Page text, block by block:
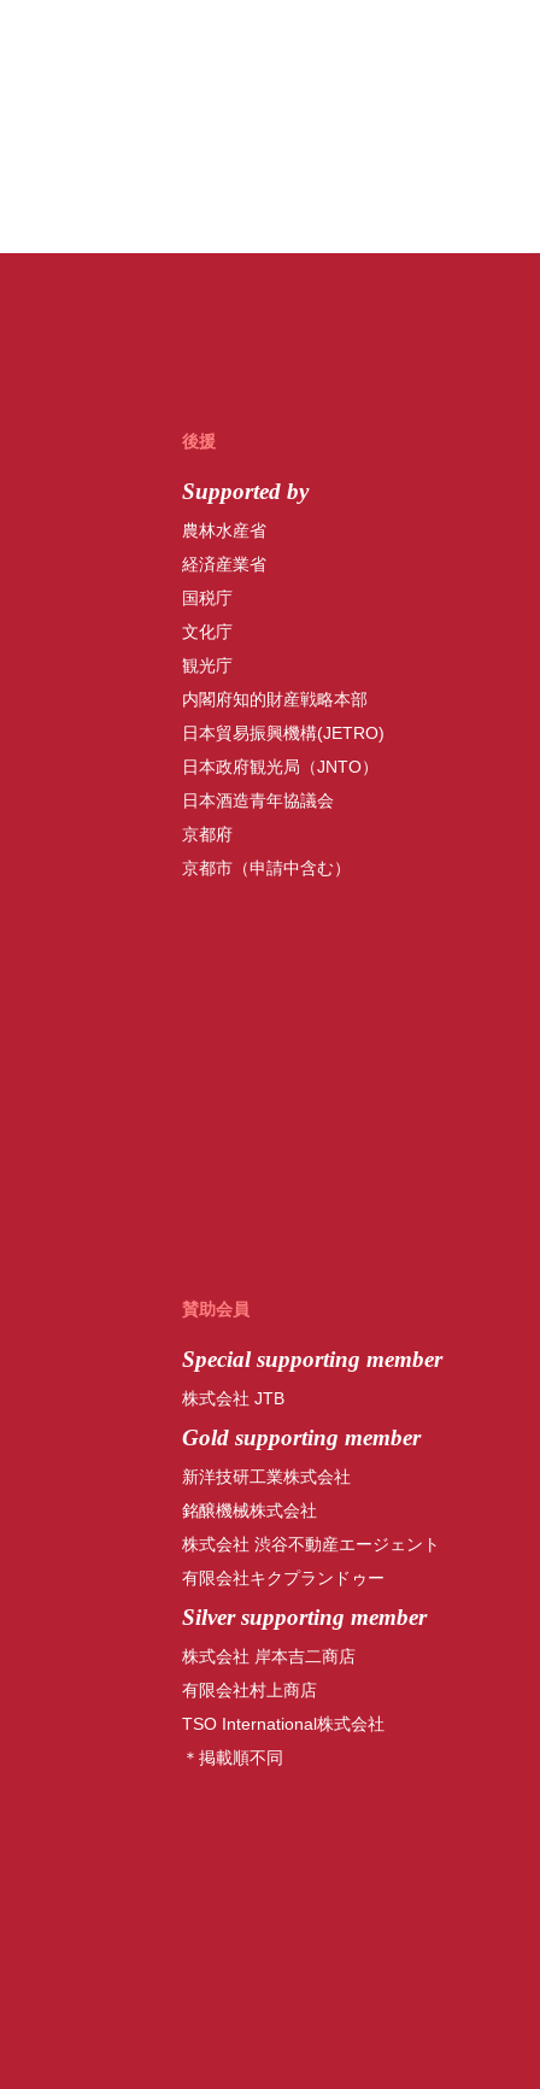
後援
Supported by
農林水産省
経済産業省
国税庁
文化庁
観光庁
内閣府知的財産戦略本部
日本貿易振興機構(JETRO)
日本政府観光局（JNTO）
日本酒造青年協議会
京都府
京都市（申請中含む）
賛助会員
Specialsupporting member
株式会社 JTB
Gold supporting member
新洋技研工業株式会社
銘醸機械株式会社
株式会社 渋谷不動産エージェント
有限会社キクプランドゥー
Silver supporting member
株式会社 岸本吉二商店
有限会社村上商店
TSO International株式会社
＊掲載順不同